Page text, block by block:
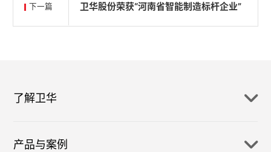
下一篇 卫华股份荣获“河南省智能制造标杆企业”
了解卫华
产品与案例